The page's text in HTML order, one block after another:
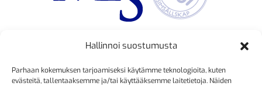
Hallinnoi suostumusta
Parhaan kokemuksen tarjoamiseksi käytämme teknologioita, kuten
evästeitä, tallentaaksemme ja/tai käyttääksemme laitetietoja. Näiden
Kristiina Mäkinen